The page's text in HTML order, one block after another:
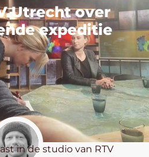
Utrecht over
expeditie
in de studio van RTV